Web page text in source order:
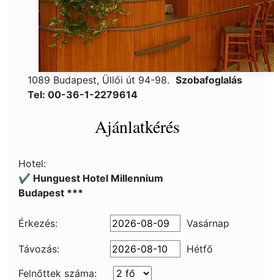
1089 Budapest, Üllői út 94-98. Szobafoglalás
Tel: 00-36-1-2279614
Ajánlatkérés
Hotel:
✔️ Hunguest Hotel Millennium
Budapest ***
Érkezés: Vasárnap
Távozás:
Hétfő
Felnőttek száma: